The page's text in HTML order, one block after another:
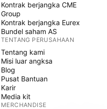
Kontrak berjangka CME
Group
Kontrak berjangka Eurex
Bundel saham AS
TENTANG PERUSAHAAN
Tentang kami
Misi luar angksa
Blog
Pusat Bantuan
Karir
Media kit
MERCHANDISE